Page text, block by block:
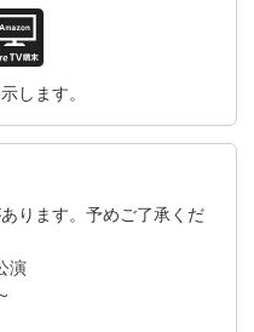
します。
ります。予めご了承くだ
演